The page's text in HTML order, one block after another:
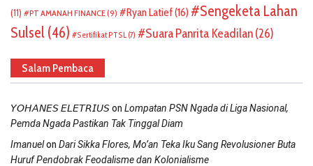
(11)
PT AMANAH FINANCE(9) Ryan Latief(16)
Sengeketa Lahan
Sulsel (46) Sertifikat PTSL (7) Suara Panrita Keadilan(26)
Salam Pembaca
𝘠𝘖𝘏𝘈𝘕𝘌𝘚 𝘌𝘓𝘌𝘛𝘙𝘐𝘜𝘚on Lompatan PSN Ngada di Liga Nasional,
Pemda Ngada Pastikan Tak Tinggal Diam
Imanuelon Dari Sikka Flores, Mo’an Teka Iku Sang Revolusioner Buta
Huruf Pendobrak Feodalisme dan Kolonialisme